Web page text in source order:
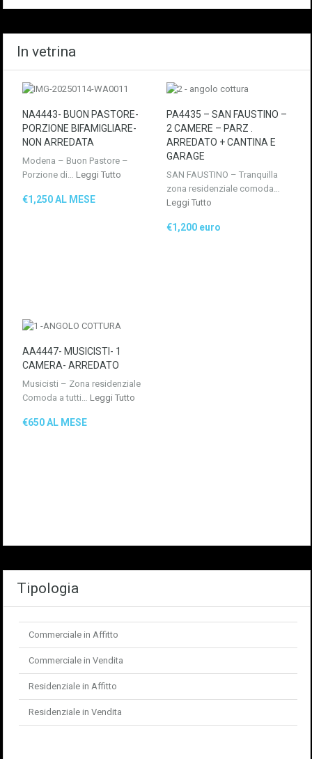
In vetrina
NA4443- BUON PASTORE-
PORZIONE BIFAMIGLIARE-
NON ARREDATA
Modena – Buon Pastore –
Porzione di… Leggi Tutto
€1,250 AL MESE
PA4435 – SAN FAUSTINO –
2 CAMERE – PARZ .
ARREDATO + CANTINA E
GARAGE
SAN FAUSTINO – Tranquilla
zona residenziale comoda…
Leggi Tutto
€1,200 euro
AA4447- MUSICISTI- 1
CAMERA- ARREDATO
Musicisti – Zona residenziale
Comoda a tutti… Leggi Tutto
€650 AL MESE
Tipologia
Commerciale in Affitto
Commerciale in Vendita
Residenziale in Affitto
Residenziale in Vendita